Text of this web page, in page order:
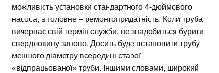
можливість установки стандартного 4-дюймового
насоса, а головне – ремонтопридатність. Коли труба
вичерпає свій термін служби, не знадобиться бурити
свердловину заново. Досить буде встановити трубу
меншого діаметру всередині старої
«відпрацьованої» труби. Іншими словами, широкий